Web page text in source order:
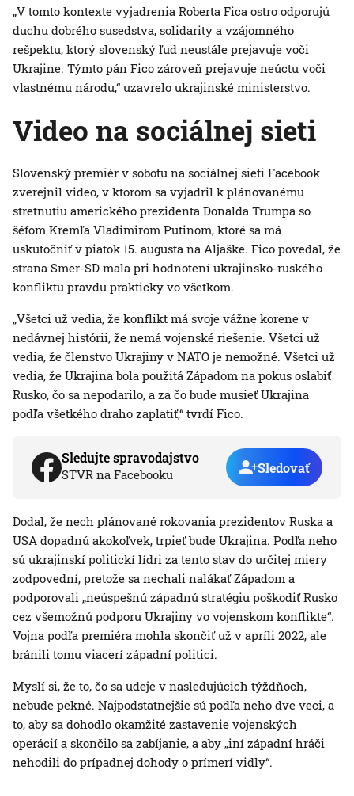
„V tomto kontexte vyjadrenia Roberta Fica ostro odporujú
duchu dobrého susedstva, solidarity a vzájomného
rešpektu, ktorý slovenský ľud neustále prejavuje voči
Ukrajine. Týmto pán Fico zároveň prejavuje neúctu voči
vlastnému národu,“ uzavrelo ukrajinské ministerstvo.
Video na sociálnej sieti
Slovenský premiér v sobotu na sociálnej sieti Facebook
zverejnil video, v ktorom sa vyjadril k plánovanému
stretnutiu amerického prezidenta Donalda Trumpa so
šéfom Kremľa Vladimirom Putinom, ktoré sa má
uskutočniť v piatok 15. augusta na Aljaške. Fico povedal, že
strana Smer-SD mala pri hodnotení ukrajinsko-ruského
konfliktu pravdu prakticky vo všetkom.
„Všetci už vedia, že konflikt má svoje vážne korene v
nedávnej histórii, že nemá vojenské riešenie. Všetci už
vedia, že členstvo Ukrajiny v NATO je nemožné. Všetci už
vedia, že Ukrajina bola použitá Západom na pokus oslabiť
Rusko, čo sa nepodarilo, a za čo bude musieť Ukrajina
podľa všetkého draho zaplatiť,“ tvrdí Fico.
Sledujte spravodajstvo
STVR na Facebooku Sledovať
Dodal, že nech plánované rokovania prezidentov Ruska a
USA dopadnú akokoľvek, trpieť bude Ukrajina. Podľa neho
sú ukrajinskí politickí lídri za tento stav do určitej miery
zodpovední, pretože sa nechali nalákať Západom a
podporovali „neúspešnú západnú stratégiu poškodiť Rusko
cez všemožnú podporu Ukrajiny vo vojenskom konflikte“.
Vojna podľa premiéra mohla skončiť už v apríli 2022, ale
bránili tomu viacerí západní politici.
Myslí si, že to, čo sa udeje v nasledujúcich týždňoch,
nebude pekné. Najpodstatnejšie sú podľa neho dve veci, a
to, aby sa dohodlo okamžité zastavenie vojenských
operácií a skončilo sa zabíjanie, a aby „iní západní hráči
nehodili do prípadnej dohody o prímerí vidly“.